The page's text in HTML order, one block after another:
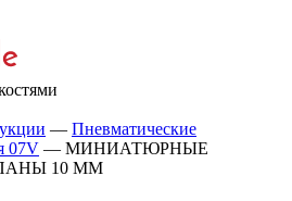
— Пневматические
07V — МИНИАТЮРНЫЕ
10 MM